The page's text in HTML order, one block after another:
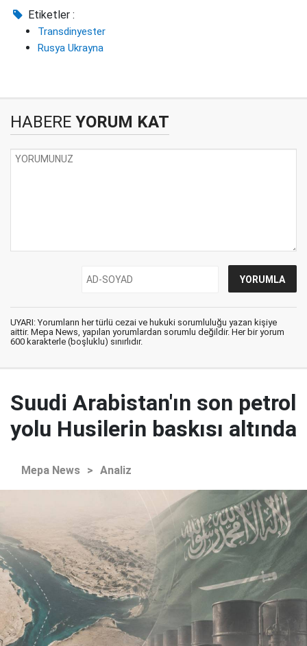
Etiketler :
Transdinyester
Rusya Ukrayna
HABERE YORUM KAT
UYARI: Yorumların her türlü cezai ve hukuki sorumluluğu yazan kişiye
aittir. Mepa News, yapılan yorumlardan sorumlu değildir. Her bir yorum
600 karakterle (boşluklu) sınırlıdır.
Suudi Arabistan'ın son petrol
yolu Husilerin baskısı altında
Mepa News > Analiz